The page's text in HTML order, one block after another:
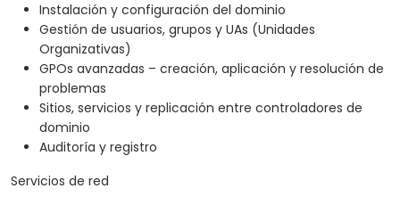
Instalación y configuración del dominio
Gestión de usuarios, grupos y UAs (Unidades
Organizativas)
GPOs avanzadas – creación, aplicación y resolución de
problemas
Sitios, servicios y replicación entre controladores de
dominio
Auditoría y registro
Servicios de red